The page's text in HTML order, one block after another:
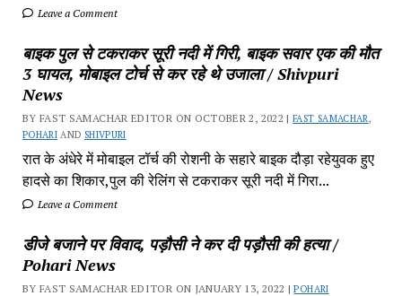
Leave a Comment
बाइक पुल से टकराकर सूरी नदी में गिरी, बाइक सवार एक की मौत
3 घायल, मोबाइल टोर्च से कर रहे थे उजाला / Shivpuri
News
BY FAST SAMACHAR EDITOR ON OCTOBER 2, 2022 |FAST SAMACHAR ,
POHARI AND SHIVPURI
रात के अंधेरे में मोबाइल टॉर्च की रोशनी के सहारे बाइक दौड़ा रहेयुवक हुए
हादसे का शिकार,पुल की रेलिंग से टकराकर सूरी नदी में गिरा...
Leave a Comment
डीजे बजाने पर विवाद, पड़ौसी ने कर दी पड़ौसी की हत्या /
Pohari News
BY FAST SAMACHAR EDITOR ON JANUARY 13, 2022 |POHARI